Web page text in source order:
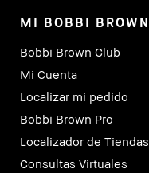
MI BOBBI BROWN
Bobbi Brown Club
Mi Cuenta
Localizar mi pedido
Bobbi Brown Pro
Localizador de Tiendas
Consultas Virtuales